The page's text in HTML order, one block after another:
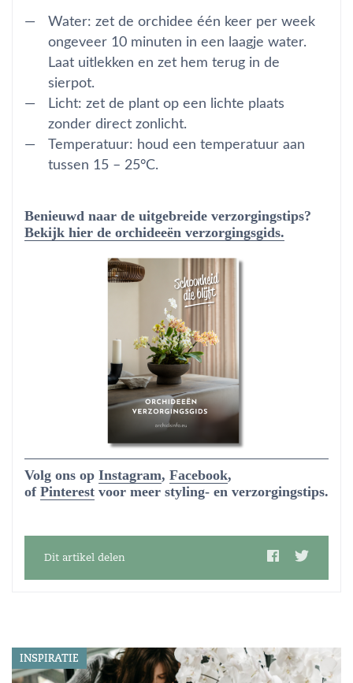
Water: zet de orchidee één keer per week
ongeveer 10 minuten in een laagje water.
Laat uitlekken en zet hem terug in de
sierpot.
Licht: zet de plant op een lichte plaats
zonder direct zonlicht.
Temperatuur: houd een temperatuur aan
tussen 15 – 25°C.
Benieuwd naar de uitgebreide verzorgingstips?
Bekijk hier de orchideeën verzorgingsgids.
Volg ons op Instagram, Facebook,
of Pinterest voor meer styling- en verzorgingstips.
Dit artikel delen
INSPIRATIE